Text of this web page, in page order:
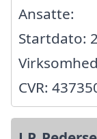
Ansatte:
Startdato:
CVR: